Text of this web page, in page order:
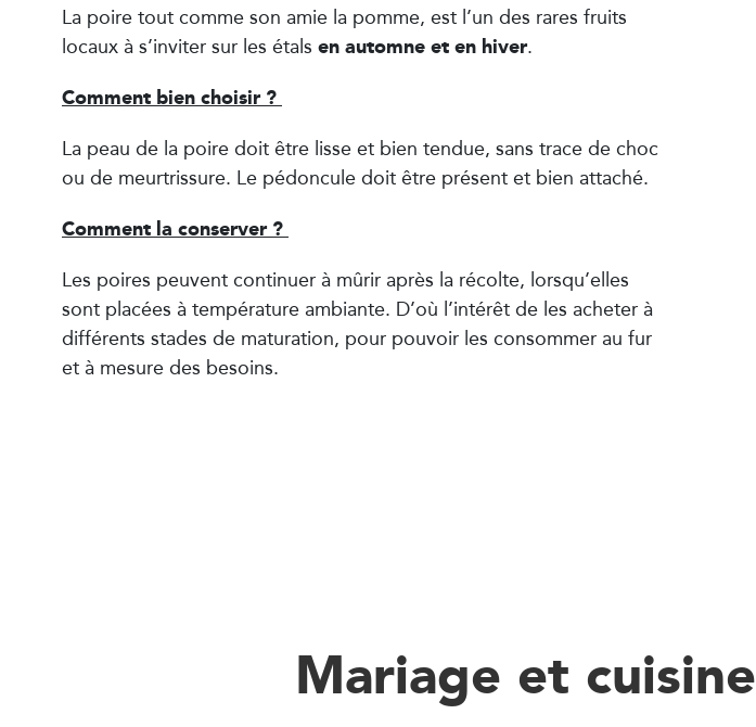
La poire tout comme son amie la pomme, est l’un des rares fruits
locaux à s’inviter sur les étals en automne et en hiver.
Comment bien choisir ?
La peau de la poire doit être lisse et bien tendue, sans trace de choc
ou de meurtrissure. Le pédoncule doit être présent et bien attaché.
Comment la conserver ?
Les poires peuvent continuer à mûrir après la récolte, lorsqu’elles
sont placées à température ambiante. D’où l’intérêt de les acheter à
différents stades de maturation, pour pouvoir les consommer au fur
et à mesure des besoins.
Mariage et cuisine